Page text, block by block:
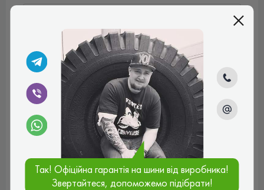
Введите комментарий*
Оценить товар
Плюсы
Так! Офіційна гарантія на шини від виробника!
Звертайтеся, допоможемо підібрати!